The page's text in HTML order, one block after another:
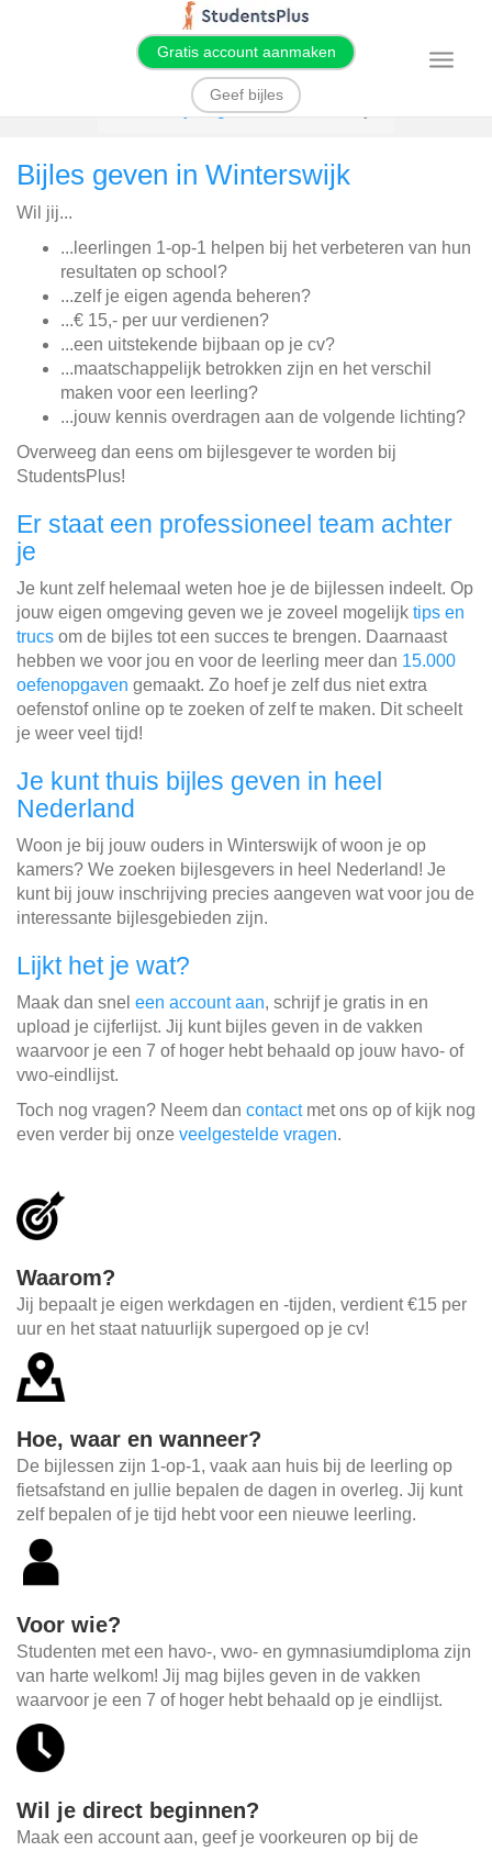
Gratis account aanmaken
Geef bijles
T
l
t
Bijles geven Winterswijk
Bijles geven in Winterswijk
Wil jij...
...leerlingen 1-op-1 helpen bij het verbeteren van hun
resultaten op school?
...zelf je eigen agenda beheren?
...€ 15,- per uur verdienen?
...een uitstekende bijbaan op je cv?
...maatschappelijk betrokken zijn en het verschil
maken voor een leerling?
...jouw kennis overdragen aan de volgende lichting?
Overweeg dan eens om bijlesgever te worden bij
StudentsPlus!
Er staat een professioneel team achter
je
Je kunt zelf helemaal weten hoe je de bijlessen indeelt. Op
jouw eigen omgeving geven we je zoveel mogelijk tips en
trucs om de bijles tot een succes te brengen. Daarnaast
hebben we voor jou en voor de leerling meer dan 15.000
oefenopgaven gemaakt. Zo hoef je zelf dus niet extra
oefenstof online op te zoeken of zelf te maken. Dit scheelt
je weer veel tijd!
Je kunt thuis bijles geven in heel
Nederland
Woon je bij jouw ouders in Winterswijk of woon je op
kamers? We zoeken bijlesgevers in heel Nederland! Je
kunt bij jouw inschrijving precies aangeven wat voor jou de
interessante bijlesgebieden zijn.
Lijkt het je wat?
Maak dan snel een account aan, schrijf je gratis in en
upload je cijferlijst. Jij kunt bijles geven in de vakken
waarvoor je een 7 of hoger hebt behaald op jouw havo- of
vwo-eindlijst.
Toch nog vragen? Neem dan contactmet ons op of kijk nog
even verder bij onze veelgestelde vragen.
Waarom?
Jij bepaalt je eigen werkdagen en -tijden, verdient €15 per
uur en het staat natuurlijk supergoed op je cv!
Hoe, waar en wanneer?
De bijlessen zijn 1-op-1, vaak aan huis bij de leerling op
fietsafstand en jullie bepalen de dagen in overleg. Jij kunt
zelf bepalen of je tijd hebt voor een nieuwe leerling.
Voor wie?
Studenten met een havo-, vwo- en gymnasiumdiploma zijn
van harte welkom! Jij mag bijles geven in de vakken
waarvoor je een 7 of hoger hebt behaald op je eindlijst.
Wil je direct beginnen?
Maak een account aan, geef je voorkeuren op bij de